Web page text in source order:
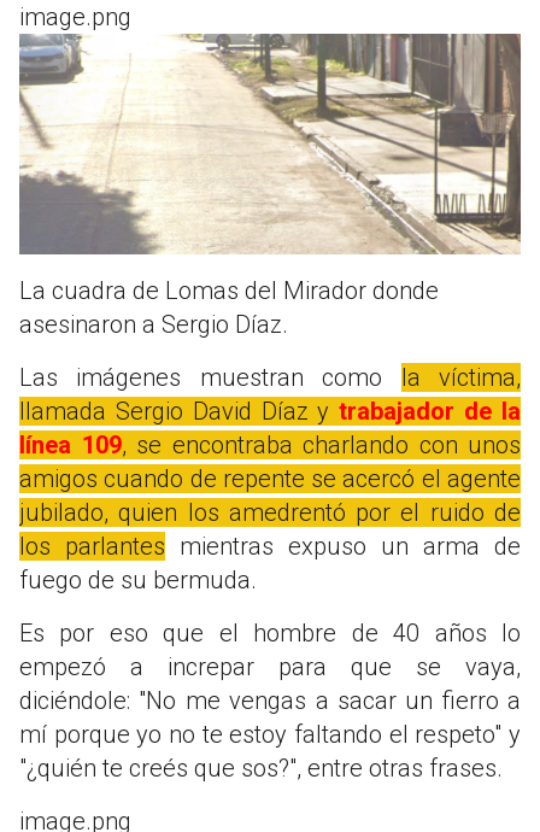
image.png
La cuadra de Lomas del Mirador donde
asesinaron a Sergio Díaz.
Las imágenes muestran como la víctima,
llamada Sergio David Díaz ytrabajador de la
línea 109, se encontraba charlando con unos
amigos cuando de repente se acercó el agente
jubilado, quien los amedrentó por el ruido de
los parlantes mientras expuso un arma de
fuego de su bermuda.
Es por eso que el hombre de 40 años lo
empezó a increpar para que se vaya,
diciéndole: "No me vengas a sacar un fierro a
mí porque yo no te estoy faltando el respeto" y
"¿quién te creés que sos?", entre otras frases.
image.png